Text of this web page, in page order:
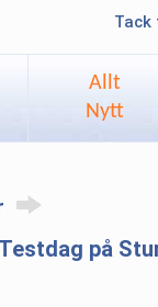
Tack
Allt
Nytt
på